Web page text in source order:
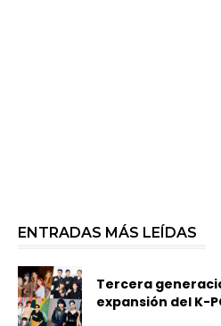
ENTRADAS MÁS LEÍDAS
Tercera
expansión del K-